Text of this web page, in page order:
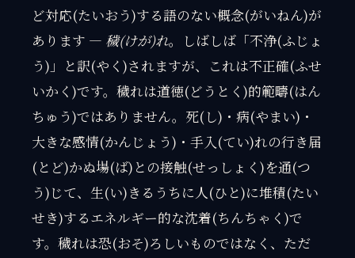
ど対応(たいおう)する語のない概念(がいねん)が
あります — 穢(けが)れ。しばしば「不浄(ふじょ
う)」と訳(やく)されますが、これは不正確(ふせ
いかく)です。穢れは道徳(どうとく)的範疇(はん
ちゅう)ではありません。死(し)・病(やまい)・
大きな感情(かんじょう)・手入(てい)れの行き届
(とど)かぬ場(ば)との接触(せっしょく)を通(つ
う)じて、生(い)きるうちに人(ひと)に堆積(たい
せき)するエネルギー的な沈着(ちんちゃく)で
す。穢れは恐(おそ)ろしいものではなく、ただ